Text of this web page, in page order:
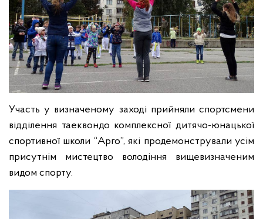
Участь у визначеному заході прийняли спортсмени
відділення таеквондо комплексної дитячо-юнацької
спортивної школи “Арго”, які продемонстрували усім
присутнім мистецтво володіння вищевизначеним
видом спорту.